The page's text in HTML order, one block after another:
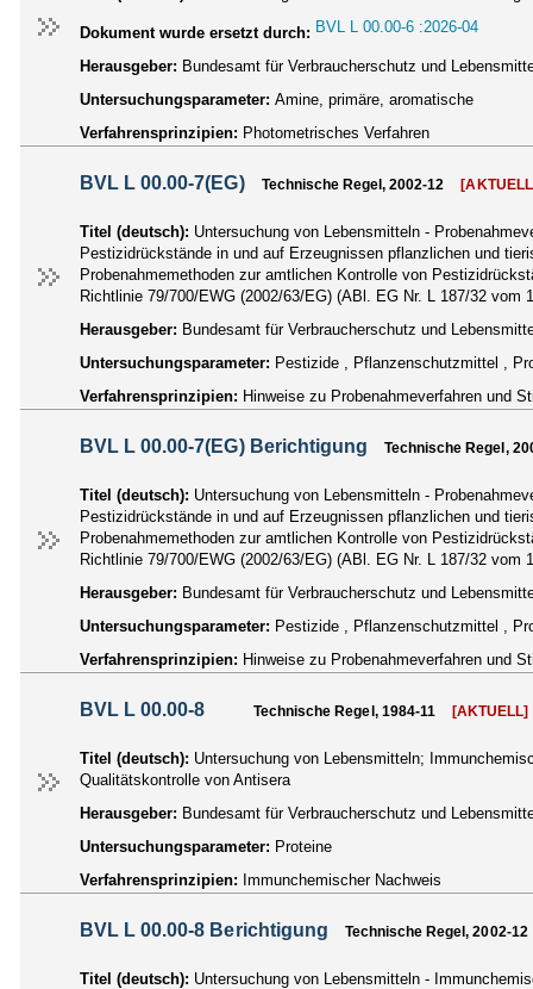
Dokument wurde ersetzt durch: BVL L 00.00-6 :2026-04
Herausgeber: Bundesamt für Verbraucherschutz und
Untersuchungsparameter: Amine, primäre, aromatische
Verfahrensprinzipien: Photometrisches Verfahren
BVL L 00.00-7(EG) Technische Regel, 2002-12
Titel (deutsch): Untersuchung von Lebensmitteln -
Pestizidrückstände in und auf Erzeugnissen pflanzlichen und
Probenahmemethoden zur amtlichen Kontrolle von
Richtlinie 79/700/EWG (2002/63/EG) (ABl. EG Nr. L 187/32 vom
Herausgeber: Bundesamt für Verbraucherschutz und
Untersuchungsparameter: Pestizide , Pflanzenschutzmittel ,
Verfahrensprinzipien: Hinweise zu Probenahmeverfahren und
BVL L 00.00-7(EG) Berichtigung Technische Regel,
Titel (deutsch): Untersuchung von Lebensmitteln -
Pestizidrückstände in und auf Erzeugnissen pflanzlichen und
Probenahmemethoden zur amtlichen Kontrolle von
Richtlinie 79/700/EWG (2002/63/EG) (ABl. EG Nr. L 187/32 vom
Herausgeber: Bundesamt für Verbraucherschutz und
Untersuchungsparameter: Pestizide , Pflanzenschutzmittel ,
Verfahrensprinzipien: Hinweise zu Probenahmeverfahren und
BVL L 00.00-8 Technische Regel, 1984-11 [AKTUELL]
Titel (deutsch): Untersuchung von Lebensmitteln;
Qualitätskontrolle von Antisera
Herausgeber: Bundesamt für Verbraucherschutz und
Untersuchungsparameter: Proteine
Verfahrensprinzipien: Immunchemischer Nachweis
BVL L 00.00-8 Berichtigung Technische Regel, 2002-12
Titel (deutsch): Untersuchung von Lebensmitteln -